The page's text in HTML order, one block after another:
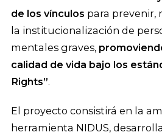
de los vínculos para prevenir,
la institucionalización de
mentales graves,
calidad de vida bajo los
Rights”.
El proyecto consistirá en la
herramienta NIDUS,